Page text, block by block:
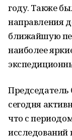
году. Также
направления
ближайшую
наиболее
Председатель
сегодня
что с
исследований